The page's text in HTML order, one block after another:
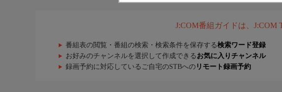
J:COM番組ガイドは、J:COM
番組表の閲覧・番組の検索・検索条件を保存する検索ワード登録
お好みのチャンネルを選択して作成できる お気に入りチャンネル
録画予約に対応しているご自宅のSTBへの リモート録画予約